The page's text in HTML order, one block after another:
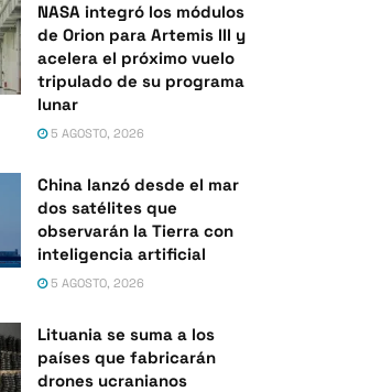
NASA integró los módulos
de Orion para Artemis III y
acelera el próximo vuelo
tripulado de su programa
lunar
5 AGOSTO, 2026
China lanzó desde el mar
dos satélites que
observarán la Tierra con
inteligencia artificial
5 AGOSTO, 2026
Lituania se suma a los
países que fabricarán
drones ucranianos